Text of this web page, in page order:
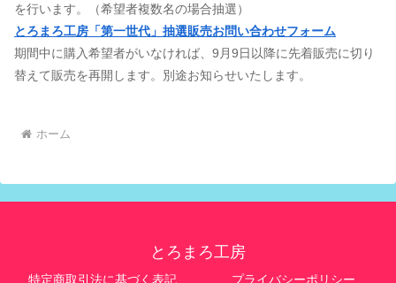
を行います。（希望者複数名の場合抽選）
とろまろ工房「第一世代」抽選販売お問い合わせフォーム
期間中に購入希望者がいなければ、9月9日以降に先着販売に切り
替えて販売を再開します。別途お知らせいたします。
ホーム
とろまろ工房
特定商取引法に基づく表記 プライバシーポリシー